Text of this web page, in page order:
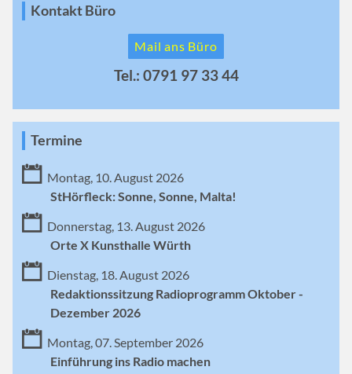
Kontakt Büro
Mail ans Büro
Tel.: 0791 97 33 44
Termine
Montag, 10. August 2026
StHörfleck: Sonne, Sonne, Malta!
Donnerstag, 13. August 2026
Orte X Kunsthalle Würth
Dienstag, 18. August 2026
Redaktionssitzung Radioprogramm Oktober -
Dezember 2026
Montag, 07. September 2026
Einführung ins Radio machen